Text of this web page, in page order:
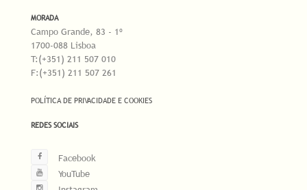
MORADA
Campo Grande, 83 - 1º
1700-088 Lisboa
T:(+351) 211 507 010
F:(+351) 211 507 261
POLÍTICA DE PRIVACIDADE E COOKIES
REDES SOCIAIS
Facebook
YouTube